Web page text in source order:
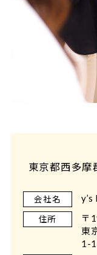
東京都西多摩
会社名
住所
〒
東
1-